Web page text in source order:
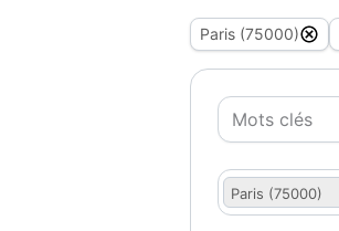
Paris (75000)
Paris (75000)